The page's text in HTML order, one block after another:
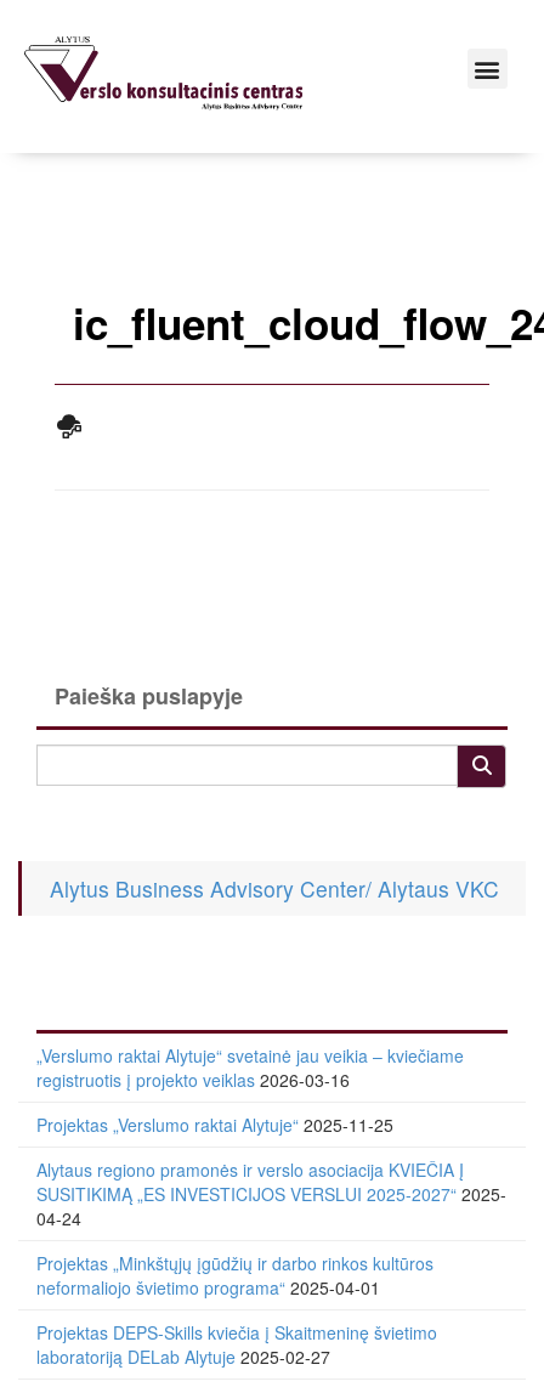
Paieška puslapyje
Alytus Business Advisory Center/ Alytaus VKC
„Verslumo raktai Alytuje“ svetainė jau veikia – kviečiame
registruotis į projekto veiklas 2026-03-16
Projektas „Verslumo raktai Alytuje“ 2025-11-25
Alytaus regiono pramonės ir verslo asociacija KVIEČIA Į
SUSITIKIMĄ „ES INVESTICIJOS VERSLUI 2025-2027“ 2025-
04-24
Projektas „Minkštųjų įgūdžių ir darbo rinkos kultūros
neformaliojo švietimo programa“ 2025-04-01
Projektas DEPS-Skills kviečia į Skaitmeninę švietimo
laboratoriją DELab Alytuje 2025-02-27